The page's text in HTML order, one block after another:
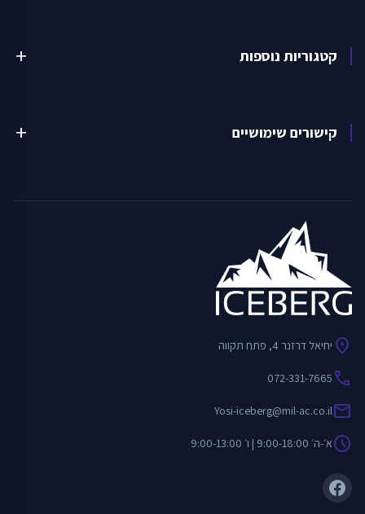
קטגוריות נוספות add
קישורים שימושיים add
location_on יחיאל דרזנר 4, פתח תקווה
call
072-331-7665
mail
Yosi-iceberg@mil-ac.co.il
scheduleא׳-ה׳ 9:00-18:00 | ו׳ 9:00-13:00